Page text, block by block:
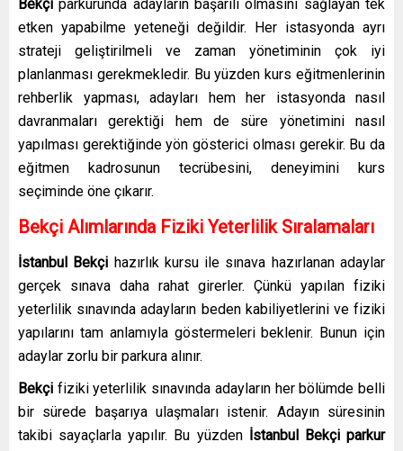
Bekçi parkurunda adayların başarılı olmasını sağlayan tek
etken yapabilme yeteneği değildir. Her istasyonda ayrı
strateji geliştirilmeli ve zaman yönetiminin çok iyi
planlanması gerekmekledir. Bu yüzden kurs eğitmenlerinin
rehberlik yapması, adayları hem her istasyonda nasıl
davranmaları gerektiği hem de süre yönetimini nasıl
yapılması gerektiğinde yön gösterici olması gerekir. Bu da
eğitmen kadrosunun tecrübesini, deneyimini kurs
seçiminde öne çıkarır.
Bekçi Alımlarında Fiziki Yeterlilik Sıralamaları
İstanbul Bekçi hazırlık kursu ile sınava hazırlanan adaylar
gerçek sınava daha rahat girerler. Çünkü yapılan fiziki
yeterlilik sınavında adayların beden kabiliyetlerini ve fiziki
yapılarını tam anlamıyla göstermeleri beklenir. Bunun için
adaylar zorlu bir parkura alınır.
Bekçi fiziki yeterlilik sınavında adayların her bölümde belli
bir sürede başarıya ulaşmaları istenir. Adayın süresinin
takibi sayaçlarla yapılır. Bu yüzden İstanbul Bekçiparkur